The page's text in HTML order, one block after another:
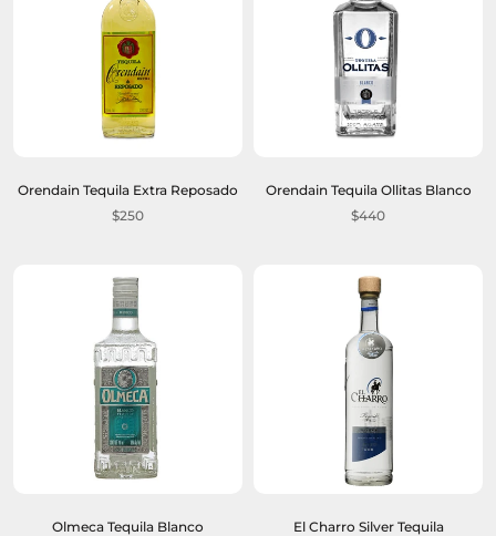
Orendain Tequila Extra Reposado
$250
Orendain Tequila Ollitas Blanco
$440
Olmeca Tequila Blanco
El Charro Silver Tequila